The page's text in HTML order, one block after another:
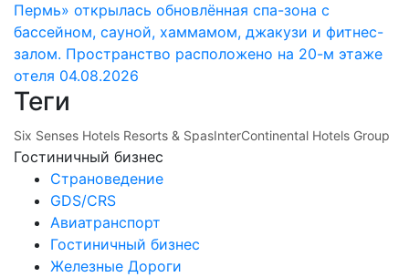
Пермь» открылась обновлённая спа-зона с
бассейном, сауной, хаммамом, джакузи и фитнес-
залом. Пространство расположено на 20-м этаже
отеля 04.08.2026
Теги
Six Senses Hotels Resorts & SpasInterContinental Hotels Group
Гостиничный бизнес
Страноведение
GDS/CRS
Авиатранспорт
Гостиничный бизнес
Железные Дороги